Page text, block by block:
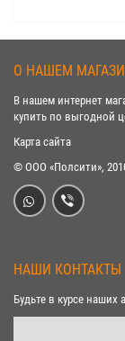
О НАШЕМ
В нашем интернет
купить по выгодной
Карта сайта
© ООО «Полсити»,
НАШИ КОНТАКТЫ
Будьте в курсе